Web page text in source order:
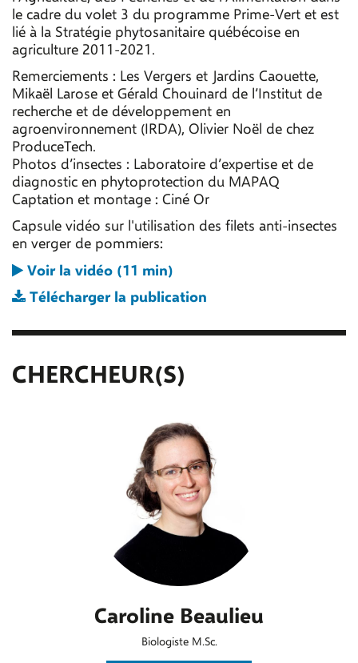
le cadre du volet 3 du programme Prime-Vert et est
lié à la Stratégie phytosanitaire québécoise en
agriculture 2011-2021.
Remerciements : Les Vergers et Jardins Caouette,
Mikaël Larose et Gérald Chouinard de l’Institut de
recherche et de développement en
agroenvironnement (IRDA), Olivier Noël de chez
ProduceTech.
Photos d’insectes : Laboratoire d’expertise et de
diagnostic en phytoprotection du MAPAQ
Captation et montage : Ciné Or
Capsule vidéo sur l'utilisation des filets anti-insectes
en verger de pommiers:
Voir la vidéo (11 min)
Télécharger la publication
CHERCHEUR(S)
Caroline Beaulieu
Biologiste M.Sc.